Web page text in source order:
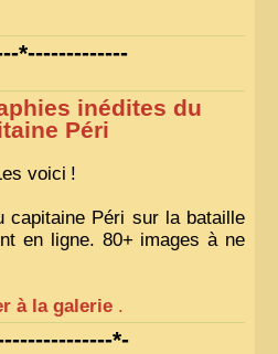
*-------------
inédites du
Péri
voici !
capitaine Péri sur la bataille
en ligne. 80+ images à ne
à la galerie .
*-